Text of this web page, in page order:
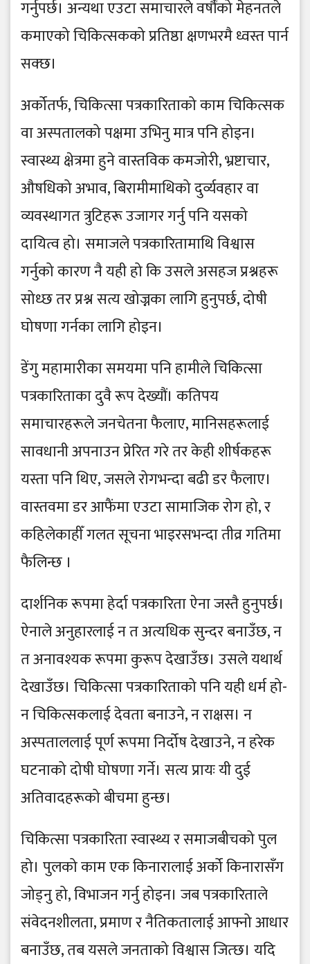
गर्नुपर्छ। अन्यथा एउटा समाचारले वर्षौंको मेहनतले
कमाएको चिकित्सकको प्रतिष्ठा क्षणभरमै ध्वस्त पार्न
सक्छ।
अर्कोतर्फ, चिकित्सा पत्रकारिताको काम चिकित्सक
वा अस्पतालको पक्षमा उभिनु मात्र पनि होइन।
स्वास्थ्य क्षेत्रमा हुने वास्तविक कमजोरी, भ्रष्टाचार,
औषधिको अभाव, बिरामीमाथिको दुर्व्यवहार वा
व्यवस्थागत त्रुटिहरू उजागर गर्नु पनि यसको
दायित्व हो। समाजले पत्रकारितामाथि विश्वास
गर्नुको कारण नै यही हो कि उसले असहज प्रश्नहरू
सोध्छ तर प्रश्न सत्य खोज्नका लागि हुनुपर्छ, दोषी
घोषणा गर्नका लागि होइन।
डेंगु महामारीका समयमा पनि हामीले चिकित्सा
पत्रकारिताका दुवै रूप देख्यौं। कतिपय
समाचारहरूले जनचेतना फैलाए, मानिसहरूलाई
सावधानी अपनाउन प्रेरित गरे तर केही शीर्षकहरू
यस्ता पनि थिए, जसले रोगभन्दा बढी डर फैलाए।
वास्तवमा डर आफैंमा एउटा सामाजिक रोग हो, र
कहिलेकाहीँ गलत सूचना भाइरसभन्दा तीव्र गतिमा
फैलिन्छ ।
दार्शनिक रूपमा हेर्दा पत्रकारिता ऐना जस्तै हुनुपर्छ।
ऐनाले अनुहारलाई न त अत्यधिक सुन्दर बनाउँछ, न
त अनावश्यक रूपमा कुरूप देखाउँछ। उसले यथार्थ
देखाउँछ। चिकित्सा पत्रकारिताको पनि यही धर्म हो-
न चिकित्सकलाई देवता बनाउने, न राक्षस। न
अस्पताललाई पूर्ण रूपमा निर्दोष देखाउने, न हरेक
घटनाको दोषी घोषणा गर्ने। सत्य प्रायः यी दुई
अतिवादहरूको बीचमा हुन्छ।
चिकित्सा पत्रकारिता स्वास्थ्य र समाजबीचको पुल
हो। पुलको काम एक किनारालाई अर्को किनारासँग
जोड्नु हो, विभाजन गर्नु होइन। जब पत्रकारिताले
संवेदनशीलता, प्रमाण र नैतिकतालाई आफ्नो आधार
बनाउँछ, तब यसले जनताको विश्वास जित्छ। यदि